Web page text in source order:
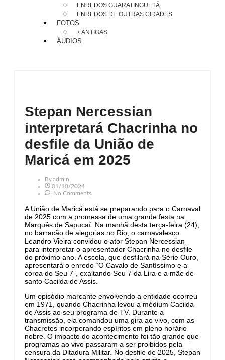
ENREDOS GUARATINGUETÁ
ENREDOS DE OUTRAS CIDADES
FOTOS
+ ANTIGAS
ÁUDIOS
Stepan Nercessian
interpretará Chacrinha no
desfile da União de
Maricá em 2025
ByAdmin
01/10/2024
No Comments
A União de Maricá está se preparando para o Carnaval
de 2025 com a promessa de uma grande festa na
Marquês de Sapucaí. Na manhã desta terça-feira (24),
no barracão de alegorias no Rio, o carnavalesco
Leandro Vieira convidou o ator Stepan Nercessian
para interpretar o apresentador Chacrinha no desfile
do próximo ano. A escola, que desfilará na Série Ouro,
apresentará o enredo “O Cavalo de Santíssimo e a
coroa do Seu 7”, exaltando Seu 7 da Lira e a mãe de
santo Cacilda de Assis.
Um episódio marcante envolvendo a entidade ocorreu
em 1971, quando Chacrinha levou a médium Cacilda
de Assis ao seu programa de TV. Durante a
transmissão, ela comandou uma gira ao vivo, com as
Chacretes incorporando espíritos em pleno horário
nobre. O impacto do acontecimento foi tão grande que
programas ao vivo passaram a ser proibidos pela
censura da Ditadura Militar. No desfile de 2025, Stepan